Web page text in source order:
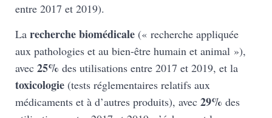
entre 2017 et 2019).
La recherche biomédicale (« recherche appliquée
aux pathologies et au bien-être humain et animal »),
avec 25% des utilisations entre 2017 et 2019, et la
toxicologie (tests réglementaires relatifs aux
médicaments et à d’autres produits), avec 29% des